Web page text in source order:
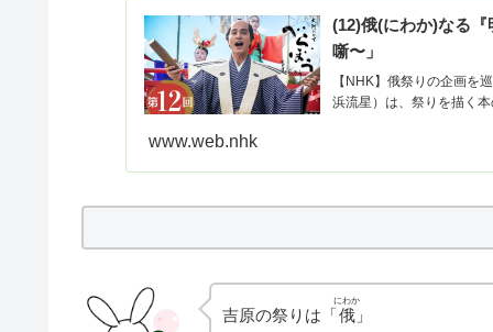
(12)俄(にわか)なる
噺〜」
【NHK】俄祭りの企画を
浜流星）は、祭りを描く
www.web.nhk
吉原の祭りは「俄
にわか
」